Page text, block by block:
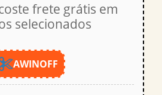
frete grátis em
selecionados
AWINOFF